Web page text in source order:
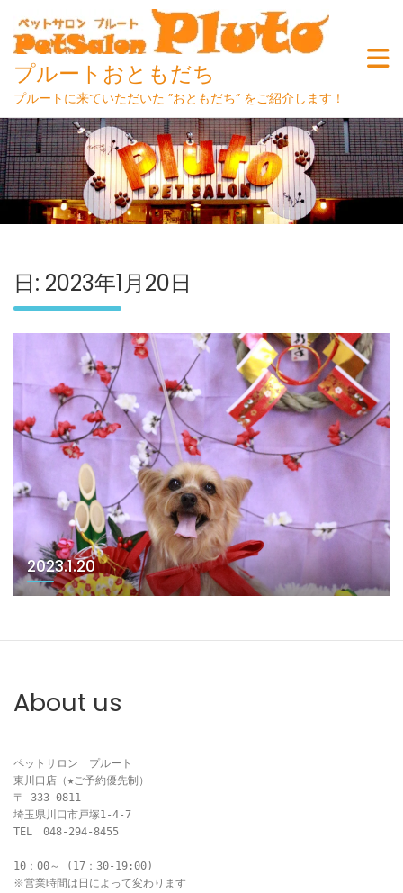
Skip
to
content
プルートおともだち
プルートに来ていただいた ”おともだち” をご紹介します！
日: 2023年1月20日
2023.1.20
About us
ペットサロン　プルート
東川口店（★ご予約優先制）
〒 333-0811
埼玉県川口市戸塚1-4-7
TEL　048-294-8455
10：00～ (17：30-19:00)
※営業時間は日によって変わります